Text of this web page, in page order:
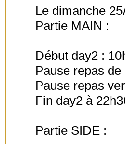
Le dimanche
Partie MAIN :
Début day2 :
Pause repas
Pause repas
Fin day2 à
Partie SIDE :